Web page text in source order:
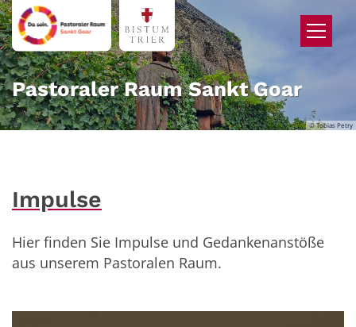
Zum Inhalt springen
© Tobias Petry
Pastoraler Raum Sankt Goar
Impulse
Hier finden Sie Impulse und Gedankenanstöße
aus unserem Pastoralen Raum.